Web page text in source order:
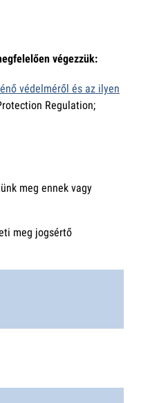
végezzük:
védelméről és az ilyen
Regulation;
meg ennek vagy
meg jogsértő